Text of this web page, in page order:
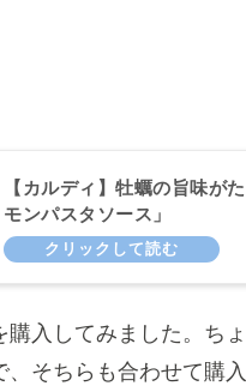
【カルディ】牡蠣の旨味が
モンパスタソース」
購入してみました。ち
そちらも合わせて購入